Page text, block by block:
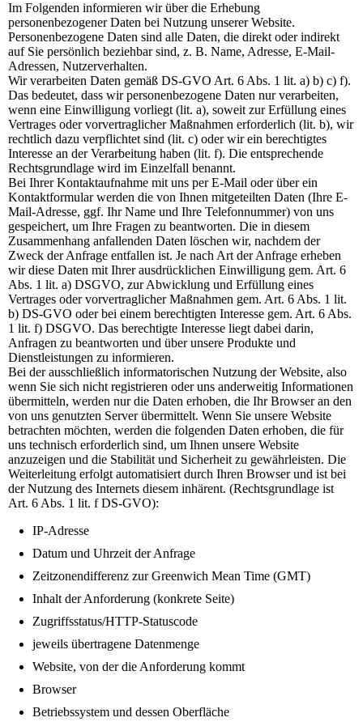
Im Folgenden informieren wir über die Erhebung
personenbezogener Daten bei Nutzung unserer Website.
Personenbezogene Daten sind alle Daten, die direkt oder indirekt
auf Sie persönlich beziehbar sind, z. B. Name, Adresse, E-Mail-
Adressen, Nutzerverhalten.
Wir verarbeiten Daten gemäß DS-GVO Art. 6 Abs. 1 lit. a) b) c) f).
Das bedeutet, dass wir personenbezogene Daten nur verarbeiten,
wenn eine Einwilligung vorliegt (lit. a), soweit zur Erfüllung eines
Vertrages oder vorvertraglicher Maßnahmen erforderlich (lit. b), wir
rechtlich dazu verpflichtet sind (lit. c) oder wir ein berechtigtes
Interesse an der Verarbeitung haben (lit. f). Die entsprechende
Rechtsgrundlage wird im Einzelfall benannt.
Bei Ihrer Kontaktaufnahme mit uns per E-Mail oder über ein
Kontaktformular werden die von Ihnen mitgeteilten Daten (Ihre E-
Mail-Adresse, ggf. Ihr Name und Ihre Telefonnummer) von uns
gespeichert, um Ihre Fragen zu beantworten. Die in diesem
Zusammenhang anfallenden Daten löschen wir, nachdem der
Zweck der Anfrage entfallen ist. Je nach Art der Anfrage erheben
wir diese Daten mit Ihrer ausdrücklichen Einwilligung gem. Art. 6
Abs. 1 lit. a) DSGVO, zur Abwicklung und Erfüllung eines
Vertrages oder vorvertraglicher Maßnahmen gem. Art. 6 Abs. 1 lit.
b) DS-GVO oder bei einem berechtigten Interesse gem. Art. 6 Abs.
1 lit. f) DSGVO. Das berechtigte Interesse liegt dabei darin,
Anfragen zu beantworten und über unsere Produkte und
Dienstleistungen zu informieren.
Bei der ausschließlich informatorischen Nutzung der Website, also
wenn Sie sich nicht registrieren oder uns anderweitig Informationen
übermitteln, werden nur die Daten erhoben, die Ihr Browser an den
von uns genutzten Server übermittelt. Wenn Sie unsere Website
betrachten möchten, werden die folgenden Daten erhoben, die für
uns technisch erforderlich sind, um Ihnen unsere Website
anzuzeigen und die Stabilität und Sicherheit zu gewährleisten. Die
Weiterleitung erfolgt automatisiert durch Ihren Browser und ist bei
der Nutzung des Internets diesem inhärent. (Rechtsgrundlage ist
Art. 6 Abs. 1 lit. f DS-GVO):
IP-Adresse
Datum und Uhrzeit der Anfrage
Zeitzonendifferenz zur Greenwich Mean Time (GMT)
Inhalt der Anforderung (konkrete Seite)
Zugriffsstatus/HTTP-Statuscode
jeweils übertragene Datenmenge
Website, von der die Anforderung kommt
Browser
Betriebssystem und dessen Oberfläche